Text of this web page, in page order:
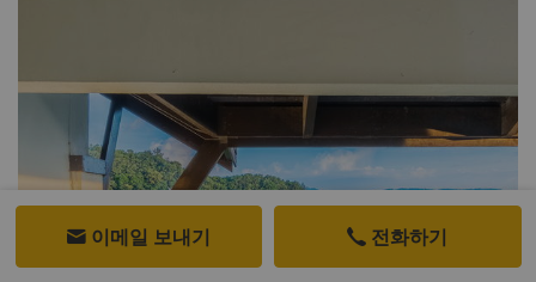
 이메일 보내기  전화하기